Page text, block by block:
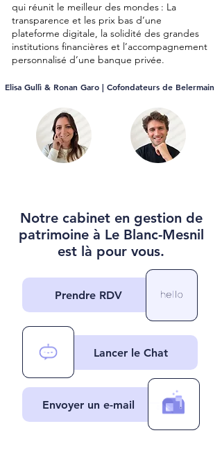
qui réunit le meilleur des mondes : La
transparence et les prix bas d’une
plateforme digitale, la solidité des grandes
institutions financières et l’accompagnement
personnalisé d’une banque privée.
Elisa Gullì & Ronan Garo | Cofondateurs de Belermain
Notre cabinet en gestion de
patrimoine à Le Blanc-Mesnil
est là pour vous.
Prendre RDV
Lancer le Chat
Envoyer un e-mail